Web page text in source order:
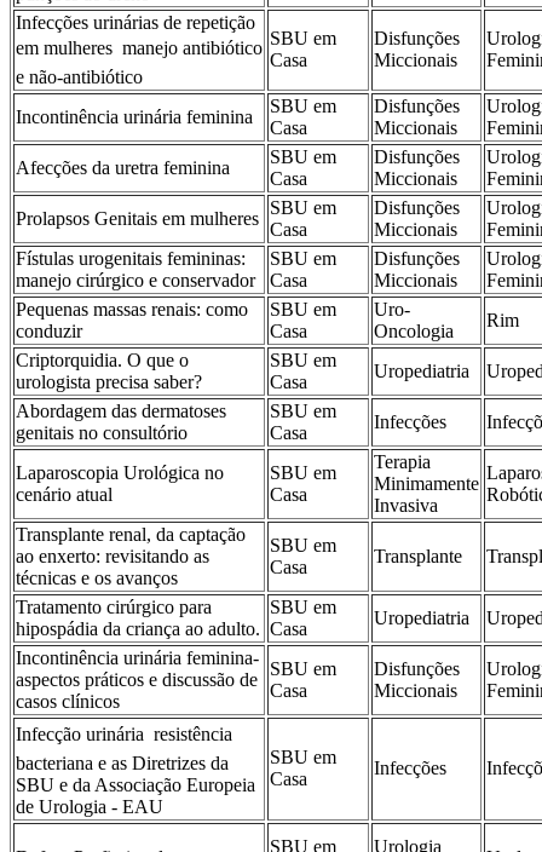
Infecções urinárias de repetição
em mulheres  manejo antibiótico
e não-antibiótico
SBU em
Casa
Disfunções
Miccionais
Incontinência urinária feminina
SBU em
Casa
Disfunções
Miccionais
Afecções da uretra feminina
SBU em
Casa
Disfunções
Miccionais
Prolapsos Genitais em mulheres
SBU em
Casa
Disfunções
Miccionais
Fístulas urogenitais femininas:
manejo cirúrgico e conservador
SBU em
Casa
Disfunções
Miccionais
Pequenas massas renais: como
conduzir
SBU em
Casa
Uro-
Oncologia
Rim
Criptorquidia. O que o
urologista precisa saber?
SBU em
Casa
Uropediatria
Abordagem das dermatoses
genitais no consultório
SBU em
Casa
Infecções
Laparoscopia Urológica no
cenário atual
SBU em
Casa
Terapia
Minimamente
Invasiva
Transplante renal, da captação
ao enxerto: revisitando as
técnicas e os avanços
SBU em
Casa
Transplante
Tratamento cirúrgico para
hipospádia da criança ao adulto.
SBU em
Casa
Uropediatria
Incontinência urinária feminina-
aspectos práticos e discussão de
casos clínicos
SBU em
Casa
Disfunções
Miccionais
Infecção urinária  resistência
bacteriana e as Diretrizes da
SBU e da Associação Europeia
de Urologia - EAU
SBU em
Casa
Infecções
SBU em Urologia